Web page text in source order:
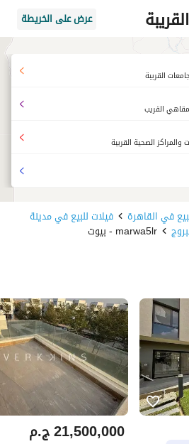
عرض على الخريطة
القريبة
القريب
الصحية القريبة
في القاهرة فيلات للبيع في مدينة
marwa5lr - بيوت
ج.م21,500,000